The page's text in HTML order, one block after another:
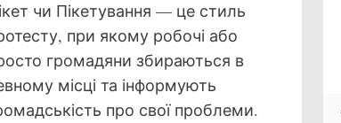
чи Пікетування — це стиль
при якому робочі або
громадяни збираються в
місці та інформують
про свої проблеми.